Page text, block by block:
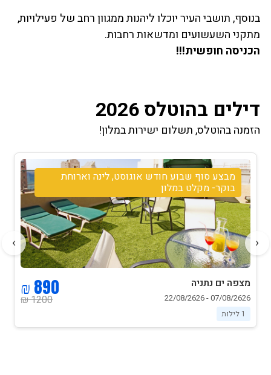
בנוסף, תושבי העיר יוכלו ליהנות ממגוון רחב של פעילויות,
מתקני השעשועים ומדשאות רחבות.
הכניסה חופשית!!!
דילים בהוטלס 2026
הזמנה בהוטלס, תשלום ישירות במלון!
מבצע שישי אוגוסט חצי פנסיון- א.ערב שישי+
בוקר שבת ופינוי במוצאי שבת- מקלט במלון
מצפה ים נתניה
07/08/2626 - 22/08/2626
1 לילות
1500 ₪
1250 ₪
‹
›